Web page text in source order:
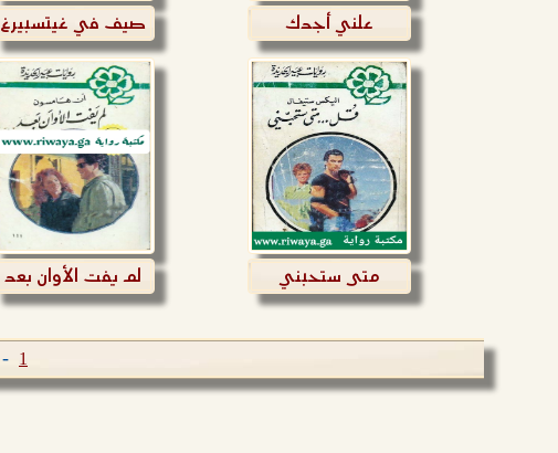
علني أجدك صيف في غيتسبيرغ
متى ستحبني لم يفت الأوان بعد
1
-